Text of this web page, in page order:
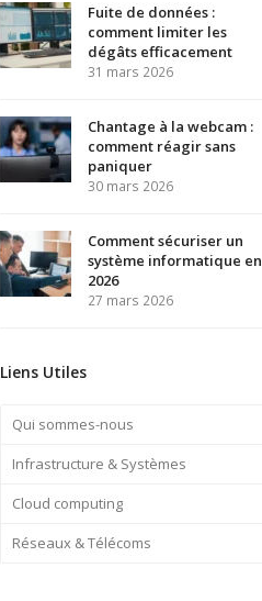
Fuite de données :
comment limiter les
dégâts efficacement
31 mars 2026
Chantage à la webcam :
comment réagir sans
paniquer
30 mars 2026
Comment sécuriser un
système informatique en
2026
27 mars 2026
Liens Utiles
Qui sommes-nous
Infrastructure & Systèmes
Cloud computing
Réseaux & Télécoms